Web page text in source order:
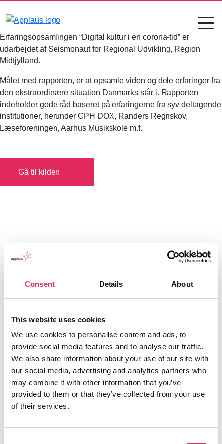
Consent Details About
This website uses cookies
We use cookies to personalise content and ads, to
provide social media features and to analyse our traffic.
We also share information about your use of our site with
our social media, advertising and analytics partners who
may combine it with other information that you’ve
provided to them or that they’ve collected from your use
of their services.
Erfaringsopsamlingen “Digital kultur i en corona-tid” er
udarbejdet af Seismonaut for Regional Udvikling, Region
Midtjylland.
Målet med rapporten, er at opsamle viden og dele erfaringer fra
den ekstraordinære situation Danmarks står i. Rapporten
indeholder gode råd baseret på erfaringerne fra syv deltagende
institutioner, herunder CPH DOX, Randers Regnskov,
Læseforeningen, Aarhus Musikskole m.f.
Gå til kilden
Applaus leverer viden, værktøjer og undervisning,
der hjælper kulturinstitutioner med at udvikle deres
publikumsstrategi i overensstemmelse med deres
mission.
Det gør vi, for at endnu flere borgere får mulighed for
kulturinstitutionerne får kvalificeret viden og